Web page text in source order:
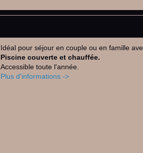
Idéal pour séjour en couple ou en famille
Piscine couverte et chauffée.
Accessible toute l'année.
Plus d'informations ->